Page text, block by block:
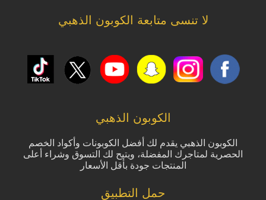
لا تنسى متابعة الكوبون الذهبي
الكوبون الذهبي
الكوبون الذهبي يقدم لك أفضل الكوبونات وأكواد الخصم
الحصرية لمتاجرك المفضلة، ويتيح لك التسوق وشراء أعلى
المنتجات جودة بأقل الأسعار
حمل التطبيق